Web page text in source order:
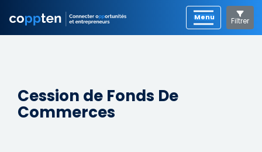
Filtrer
Cession de Fonds De
Commerces